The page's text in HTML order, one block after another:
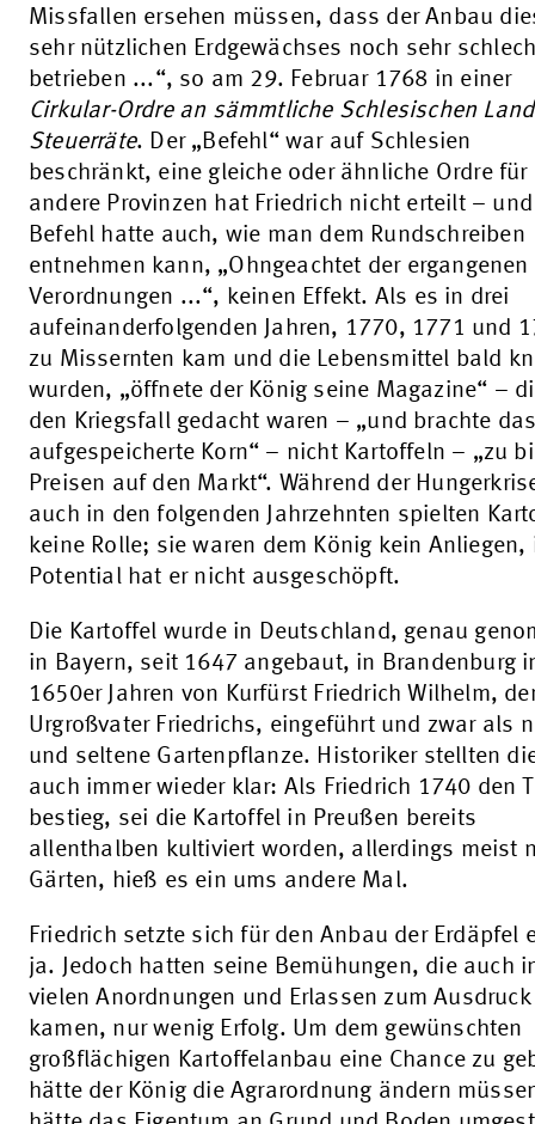
Missfallen ersehen müssen, dass der Anbau
sehr nützlichen Erdgewächses noch sehr
betrieben ...“, so am 29. Februar 1768 in einer
Cirkular-Ordre an sämmtliche Schlesischen
Steuerräte. Der „Befehl“ war auf Schlesien
beschränkt, eine gleiche oder ähnliche Ordre für
andere Provinzen hat Friedrich nicht erteilt –
Befehl hatte auch, wie man dem Rundschreiben
entnehmen kann, „Ohngeachtet der ergangenen
Verordnungen ...“, keinen Effekt. Als es in drei
aufeinanderfolgenden Jahren, 1770, 1771 und
zu Missernten kam und die Lebensmittel bald
wurden, „öffnete der König seine Magazine“ –
den Kriegsfall gedacht waren – „und brachte
aufgespeicherte Korn“ – nicht Kartoffeln – „zu
Preisen auf den Markt“. Während der
auch in den folgenden Jahrzehnten spielten
keine Rolle; sie waren dem König kein Anliegen,
Potential hat er nicht ausgeschöpft.
Die Kartoffel wurde in Deutschland, genau
in Bayern, seit 1647 angebaut, in Brandenburg
1650er Jahren von Kurfürst Friedrich Wilhelm,
Urgroßvater Friedrichs, eingeführt und zwar als
und seltene Gartenpflanze. Historiker stellten
auch immer wieder klar: Als Friedrich 1740 den
bestieg, sei die Kartoffel in Preußen bereits
allenthalben kultiviert worden, allerdings meist
Gärten, hieß es ein ums andere Mal.
Friedrich setzte sich für den Anbau der Erdäpfel
ja. Jedoch hatten seine Bemühungen, die auch
vielen Anordnungen und Erlassen zum Ausdruck
kamen, nur wenig Erfolg. Um dem gewünschten
großflächigen Kartoffelanbau eine Chance zu
hätte der König die Agrarordnung ändern